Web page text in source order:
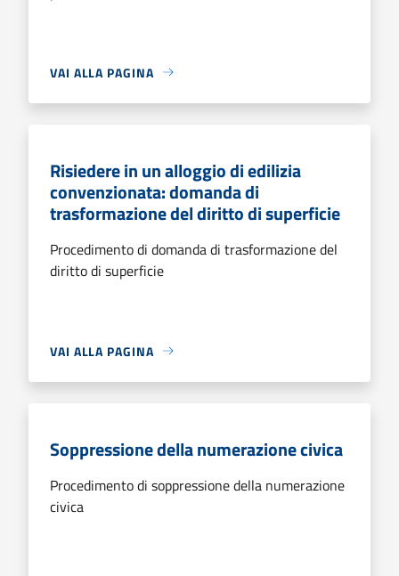
VAI ALLA PAGINA
Risiedere in un alloggio di edilizia
convenzionata: domanda di
trasformazione del diritto di superficie
Procedimento di domanda di trasformazione del
diritto di superficie
VAI ALLA PAGINA
Soppressione della numerazione civica
Procedimento di soppressione della numerazione
civica